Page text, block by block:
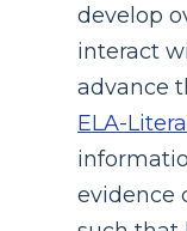
develop
interact
advance
ELA-
evidence